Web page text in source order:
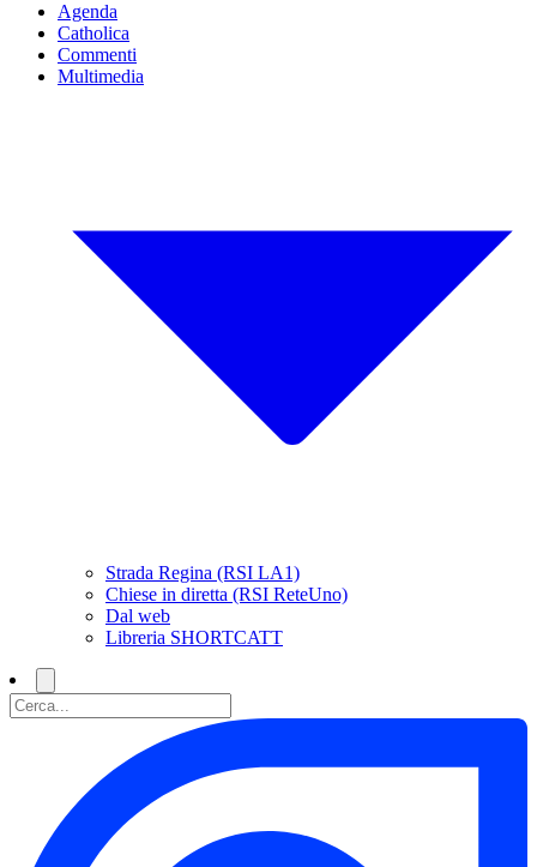
Agenda
Catholica
Commenti
Multimedia
Strada Regina (RSI LA1)
Chiese in diretta (RSI ReteUno)
Dal web
Libreria SHORTCATT